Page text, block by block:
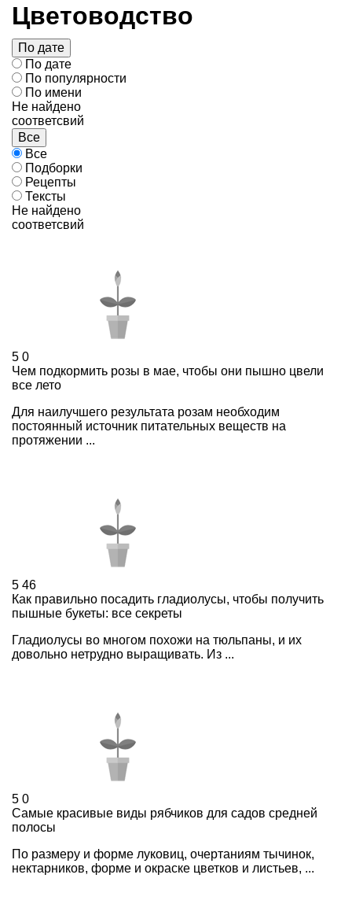
Цветоводство
По дате
По дате
По популярности
По имени
Не найдено
соответсвий
Все
Все
Подборки
Рецепты
Тексты
Не найдено
соответсвий
5 0
Чем подкормить розы в мае, чтобы они пышно цвели
все лето
Для наилучшего результата розам необходим
постоянный источник питательных веществ на
протяжении ...
5 46
Как правильно посадить гладиолусы, чтобы получить
пышные букеты: все секреты
Гладиолусы во многом похожи на тюльпаны, и их
довольно нетрудно выращивать. Из ...
5 0
Самые красивые виды рябчиков для садов средней
полосы
По размеру и форме луковиц, очертаниям тычинок,
нектарников, форме и окраске цветков и листьев, ...